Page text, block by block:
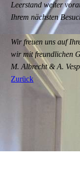
Leerstand weiter
Ihrem nächsten
Wir freuen uns auf
wir mit freundlichen
M. Albrecht & A.
Zurück